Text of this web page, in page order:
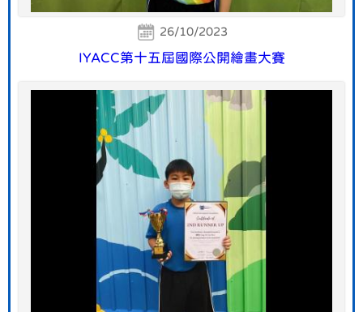
26/10/2023
IYACC第十五屆國際公開繪畫大賽